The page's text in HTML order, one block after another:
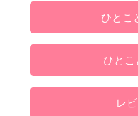
ひとこ
ひとこ
レ